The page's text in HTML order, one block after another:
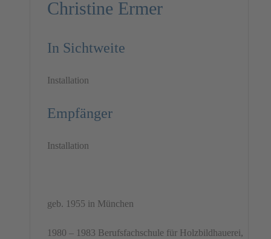
Christine Ermer
In Sichtweite
Installation
Empfänger
Installation
geb. 1955 in München
1980 – 1983 Berufsfachschule für Holzbildhauerei,